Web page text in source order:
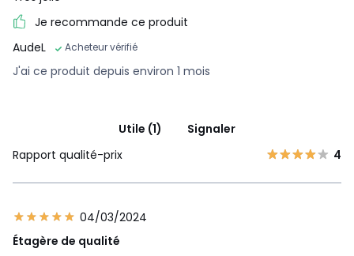
Je recommande ce produit
AudeL
Acheteur vérifié
J'ai ce produit depuis environ 1 mois
Utile (1)
Signaler
Rapport qualité-prix
4
04/03/2024
Étagère de qualité